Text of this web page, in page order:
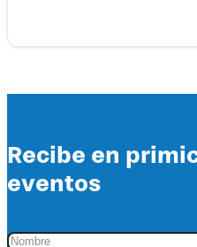
Recibe en
eventos